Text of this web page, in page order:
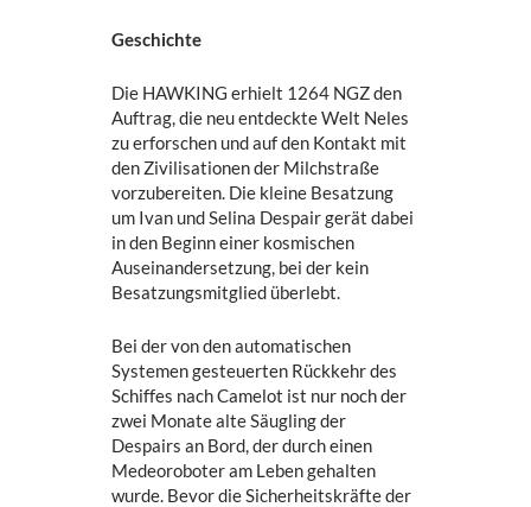
Geschichte
Die HAWKING erhielt 1264 NGZ den
Auftrag, die neu entdeckte Welt Neles
zu erforschen und auf den Kontakt mit
den Zivilisationen der Milchstraße
vorzubereiten. Die kleine Besatzung
um Ivan und Selina Despair gerät dabei
in den Beginn einer kosmischen
Auseinandersetzung, bei der kein
Besatzungsmitglied überlebt.
Bei der von den automatischen
Systemen gesteuerten Rückkehr des
Schiffes nach Camelot ist nur noch der
zwei Monate alte Säugling der
Despairs an Bord, der durch einen
Medeoroboter am Leben gehalten
wurde. Bevor die Sicherheitskräfte der